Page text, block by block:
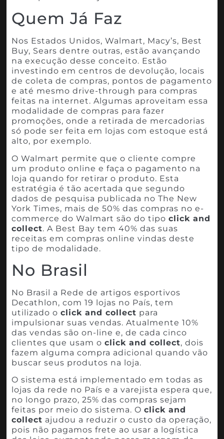
Quem Já Faz
Nos Estados Unidos, Walmart, Macy’s, Best
Buy, Sears dentre outras, estão avançando
na execução desse conceito. Estão
investindo em centros de devolução, locais
de coleta de compras, pontos de pagamento
e até mesmo drive-through para compras
feitas na internet. Algumas aproveitam essa
modalidade de compras para fazer
promoções, onde a retirada de mercadorias
só pode ser feita em lojas com estoque está
alto, por exemplo.
O Walmart permite que o cliente compre
um produto online e faça o pagamento na
loja quando for retirar o produto. Esta
estratégia é tão acertada que segundo
dados de pesquisa publicada no The New
York Times, mais de 50% das compras no e-
commerce do Walmart são do tipoclick and
collect. A Best Bay tem 40% das suas
receitas em compras online vindas deste
tipo de modalidade.
No Brasil
No Brasil a Rede de artigos esportivos
Decathlon, com 19 lojas no País, tem
utilizado oclick and collect para
impulsionar suas vendas. Atualmente 10%
das vendas são on-line e, de cada cinco
clientes que usam oclick and collect, dois
fazem alguma compra adicional quando vão
buscar seus produtos na loja.
O sistema está implementado em todas as
lojas da rede no País e a varejista espera que,
no longo prazo, 25% das compras sejam
feitas por meio do sistema. Oclick and
collect ajudou a reduzir o custo da operação,
pois não pagamos frete ao usar a logística